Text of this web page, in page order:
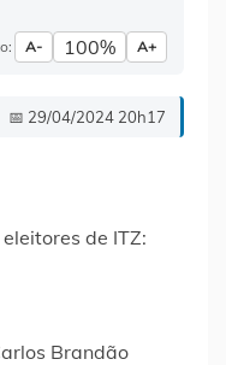
A- 100% A+
📅 29/04/2024 20h17
Brandão